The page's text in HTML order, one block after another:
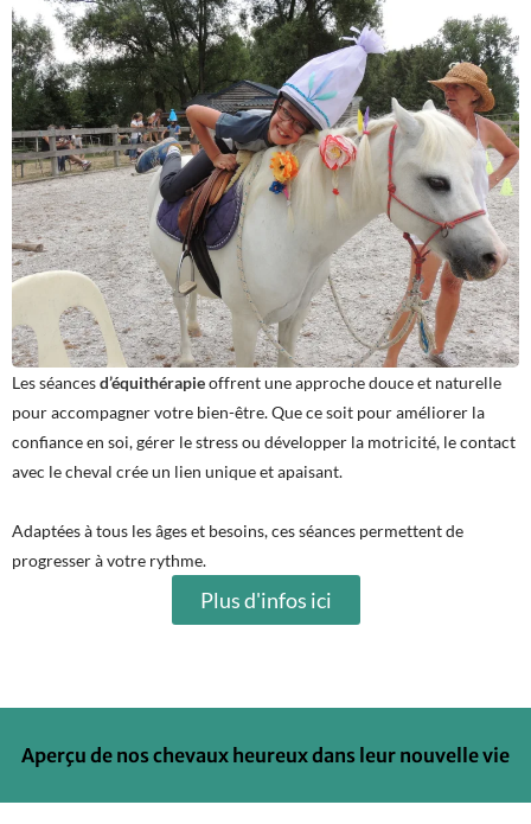
Les séancesd’équithérapieoffrent une approche douce et naturelle
pour accompagner votre bien-être. Que ce soit pour améliorer la
confiance en soi, gérer le stress ou développer la motricité, le contact
avec le cheval crée un lien unique et apaisant.
Adaptées à tous les âges et besoins, ces séances permettent de
progresser à votre rythme.
Plus d'infos ici
Aperçu de nos chevaux heureux dans leur nouvelle vie